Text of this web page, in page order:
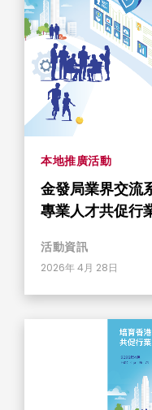
本地推廣活動
金發局業界交流
專業人才共促行
活動資訊
2026年 4月 28日